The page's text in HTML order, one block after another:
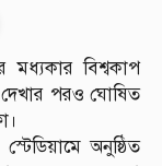
মধ্যকার বিশ্বকাপ
দেখার পরও ঘোষিত
অনুষ্ঠিত